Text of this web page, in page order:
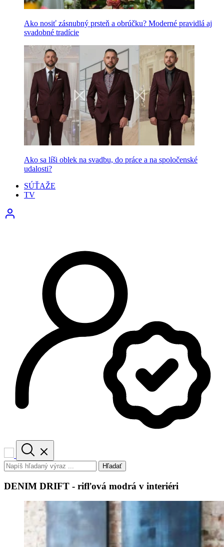
Ako nosiť zásnubný prsteň a obrúčku? Moderné pravidlá aj
svadobné tradície
Ako sa líši oblek na svadbu, do práce a na spoločenské
udalosti?
SÚŤAŽE
TV
Hľadať
DENIM DRIFT - rifľová modrá v interiéri